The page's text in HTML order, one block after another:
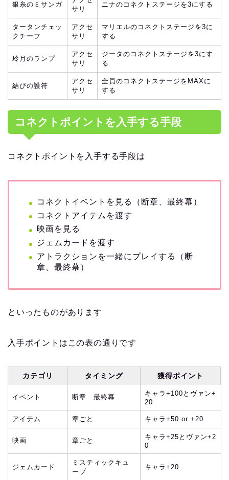
銀糸のミサンガ
サリ
ニナのコネクトステージを3にする
タータンチェッ
クチーフ
アクセ
サリ
マリエルのコネクトステージを3に
する
玲月のランプ
アクセ
サリ
ジータのコネクトステージを3にす
る
結びの護符
アクセ
サリ
全員のコネクトステージをMAXに
する
コネクトポイントを入手する手段
コネクトポイントを入手する手段は
コネクトイベントを見る（断章、最終幕）
コネクトアイテムを渡す
映画を見る
ジェムカードを渡す
アトラクションを一緒にプレイする（断
章、最終幕）
といったものがあります
入手ポイントはこの表の通りです
カテゴリ タイミング 獲得ポイント
イベント 断章 最終幕
キャラ+100とヴァン+
20
アイテム 章ごと キャラ+50 or +20
映画 章ごと
キャラ+25とヴァン+2
0
ジェムカード
ミスティックキュ
ーブ
キャラ+20